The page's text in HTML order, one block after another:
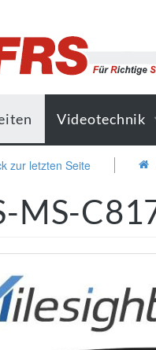
Videotechnik
zur letzten Seite
MS-